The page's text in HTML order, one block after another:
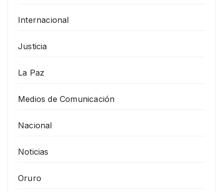
Internacional
Justicia
La Paz
Medios de Comunicación
Nacional
Noticias
Oruro